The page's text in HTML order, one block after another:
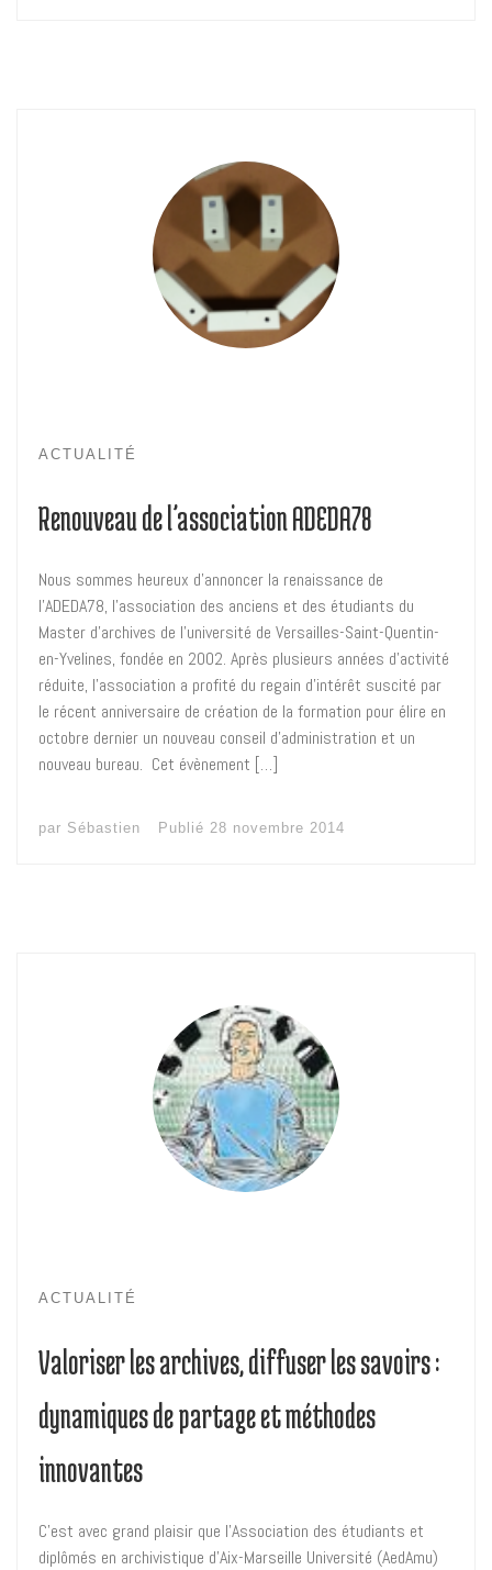
ACTUALITÉ
Renouveau de l’association ADEDA78
Nous sommes heureux d’annoncer la renaissance de
l’ADEDA78, l’association des anciens et des étudiants du
Master d’archives de l’université de Versailles-Saint-Quentin-
en-Yvelines, fondée en 2002. Après plusieurs années d’activité
réduite, l’association a profité du regain d’intérêt suscité par
le récent anniversaire de création de la formation pour élire en
octobre dernier un nouveau conseil d’administration et un
nouveau bureau. Cet évènement […]
par Sébastien Publié 28 novembre 2014
ACTUALITÉ
Valoriser les archives, diffuser les savoirs :
dynamiques de partage et méthodes
innovantes
C’est avec grand plaisir que l’Association des étudiants et
diplômés en archivistique d’Aix-Marseille Université (AedAmu)